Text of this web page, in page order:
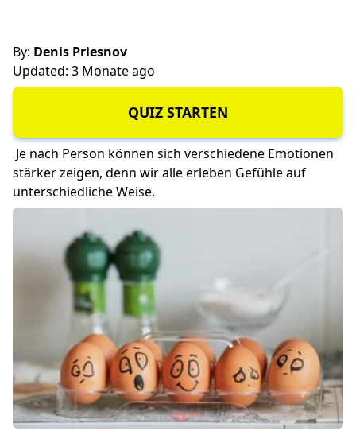
By: Denis Priesnov
Updated: 3 Monate ago
QUIZ STARTEN
Je nach Person können sich verschiedene Emotionen
stärker zeigen, denn wir alle erleben Gefühle auf
unterschiedliche Weise.